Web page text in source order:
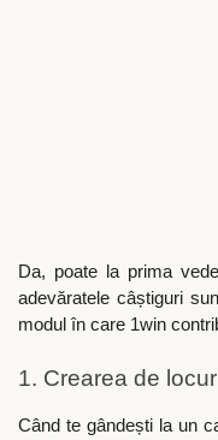
Da, poate la prima
adevăratele câștiguri
modul în care 1win
1. Crearea de
Când te gândești la un